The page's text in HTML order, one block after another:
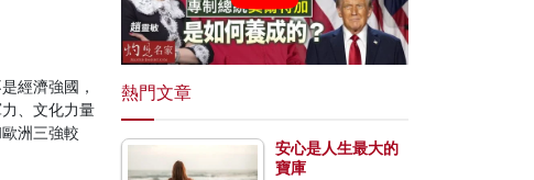
經濟強國，
、文化力量
洲三強較
熱門文章
安心是人生最大的
寶庫